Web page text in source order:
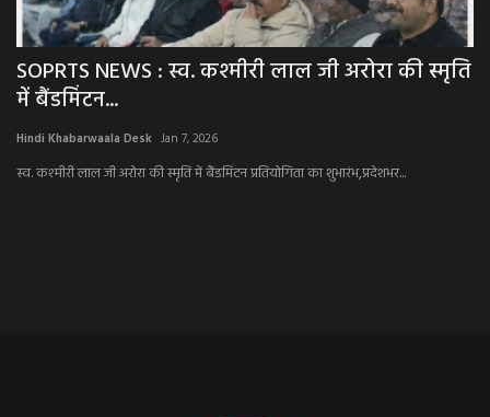
SOPRTS NEWS : स्व. कश्मीरी लाल जी अरोरा की स्मृति
में बैंडमिंटन...
Hindi Khabarwaala Desk Jan 7, 2026
स्व. कश्मीरी लाल जी अरोरा की स्मृति में बैंडमिंटन प्रतियोगिता का शुभारंभ,प्रदेशभर...